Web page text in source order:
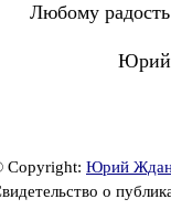
Любому
Юрий
Copyright: Юрий
о